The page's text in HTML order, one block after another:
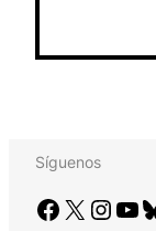
Síguenos
Facebook X Instagram YouTube Bluesky